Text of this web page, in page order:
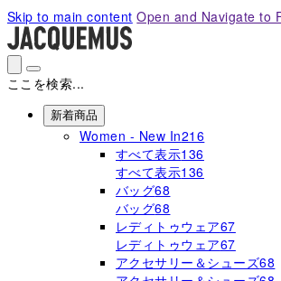
Please
note:
This
website
includes
accessibility
Skip to main content Open and Navigate to
ここを検索...
新着商品
Women - New In216
すべて表示136
すべて表示136
バッグ68
バッグ68
レディトゥウェア67
レディトゥウェア67
アクセサリー＆シューズ68